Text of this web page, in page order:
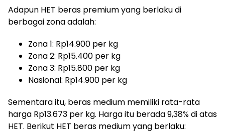
Adapun HET beras premium yang berlaku di
berbagai zona adalah:
Zona 1: Rp14.900 per kg
Zona 2: Rp15.400 per kg
Zona 3: Rp15.800 per kg
Nasional: Rp14.900 per kg
Sementara itu, beras medium memiliki rata-rata
harga Rp13.673 per kg. Harga itu berada 9,38% di atas
HET. Berikut HET beras medium yang berlaku: